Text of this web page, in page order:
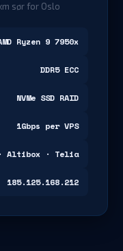
sør for Oslo
Ryzen 9 7950x
DDR5 ECC
NVMe SSD RAID
1Gbps per VPS
Altibox · Telia
185.125.168.212